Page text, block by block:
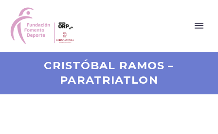
CRISTÓBAL RAMOS –
PARATRIATLON